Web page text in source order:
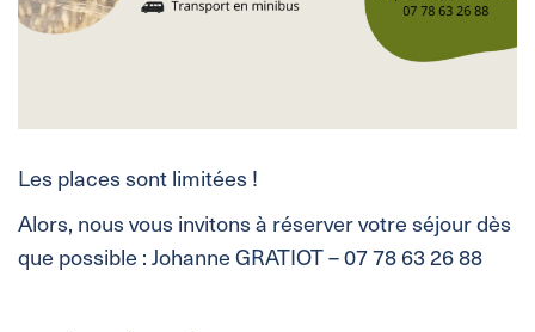
Les places sont limitées !
Alors, nous vous invitons à réserver votre séjour dès
que possible : Johanne GRATIOT – 07 78 63 26 88